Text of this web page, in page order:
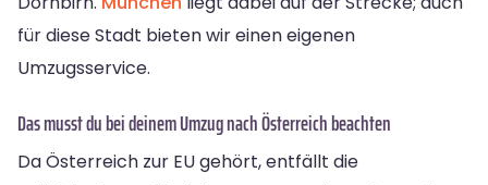
für diese Stadt bieten wir einen eigenen
Umzugsservice.
Das musst du bei deinem Umzug nach Österreich beachten
Da Österreich zur EU gehört, entfällt die